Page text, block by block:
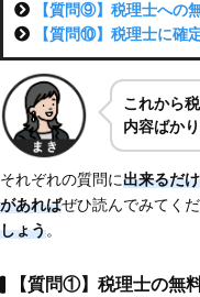
【質問⑨】税理士への
【質問⑩】税理士に確
これから
内容ばかり
それぞれの質問に出来るだ
があればぜひ読んでみてくだ
しょう。
【質問①】税理士の無